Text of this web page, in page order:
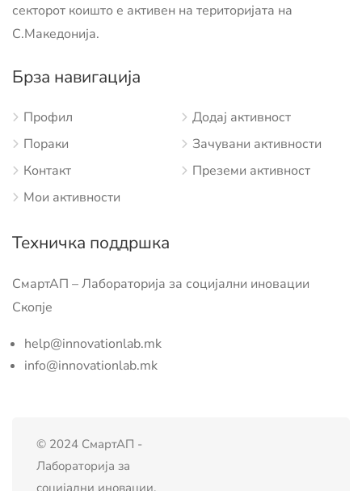
секторот коишто е активен на територијата на
С.Македонија.
Брза навигација
Профил
Пораки
Контакт
Мои активности
Додај активност
Зачувани активности
Преземи активност
Техничка поддршка
СмартАП – Лабораторија за социјални иновации
Скопје
help@innovationlab.mk
info@innovationlab.mk
© 2024 СмартАП -
Лабораторија за
социјални иновации.